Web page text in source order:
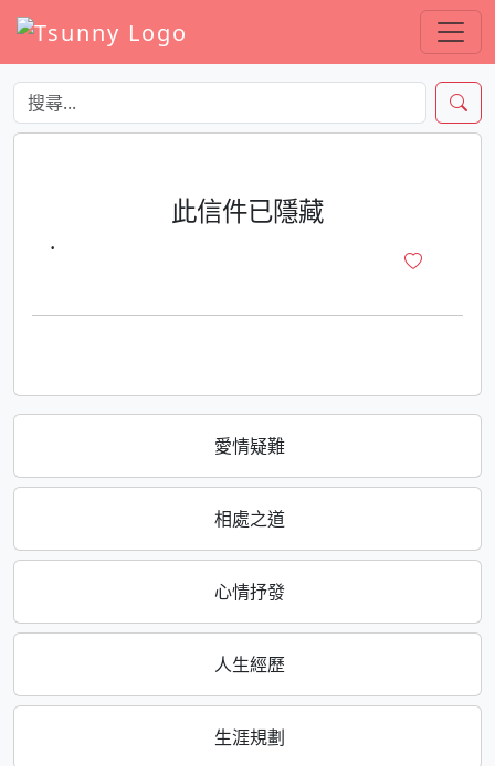
愛情疑難
相處之道
心情抒發
人生經歷
生涯規劃
此信件已隱藏
·